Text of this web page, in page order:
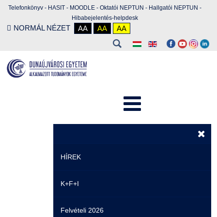
Telefonkönyv - HASIT - MOODLE - Oktatói NEPTUN - Hallgatói NEPTUN -
Hibabejelentés-helpdesk
NORMÁL NÉZET AA AA AA
HÍREK
Hírek
Események
K+F+I
Felvételi 2026